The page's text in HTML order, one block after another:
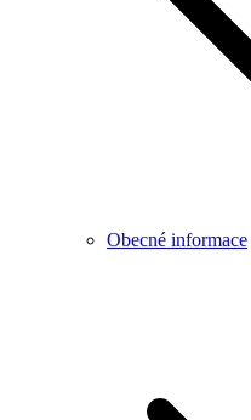
Obecné informace